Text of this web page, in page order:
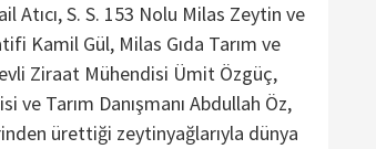
Atıcı, S. S. 153 Nolu Milas Zeytin ve
Kamil Gül, Milas Gıda Tarım ve
Ziraat Mühendisi Ümit Özgüç,
ve Tarım Danışmanı Abdullah Öz,
ürettiği zeytinyağlarıyla dünya